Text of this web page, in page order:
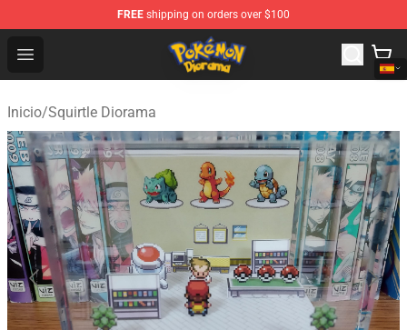
FREE shipping on orders over $100
Open menu
Pokemon Diorama Shop - The Best Store of Pokemon
Inicio/Squirtle Diorama